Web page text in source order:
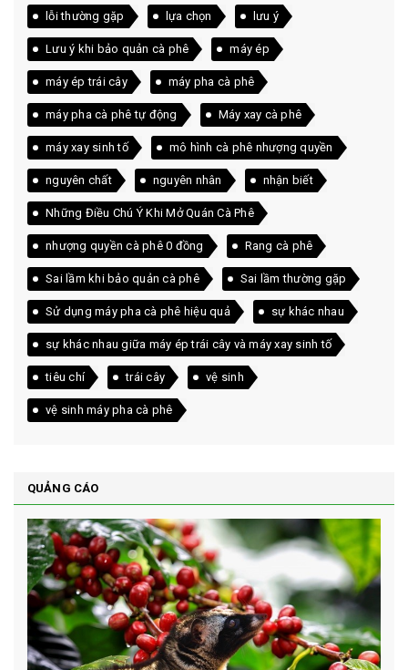
lỗi thường gặp lựa chọn lưu ý
Lưu ý khi bảo quản cà phê máy ép
máy ép trái cây máy pha cà phê
máy pha cà phê tự động Máy xay cà phê
máy xay sinh tố mô hình cà phê nhượng quyền
nguyên chất nguyên nhân nhận biết
Những Điều Chú Ý Khi Mở Quán Cà Phê
nhượng quyền cà phê 0 đồng Rang cà phê
Sai lầm khi bảo quản cà phê Sai lầm thường gặp
Sử dụng máy pha cà phê hiệu quả sự khác nhau
sự khác nhau giữa máy ép trái cây và máy xay sinh tố
tiêu chí trái cây vệ sinh
vệ sinh máy pha cà phê
QUẢNG CÁO